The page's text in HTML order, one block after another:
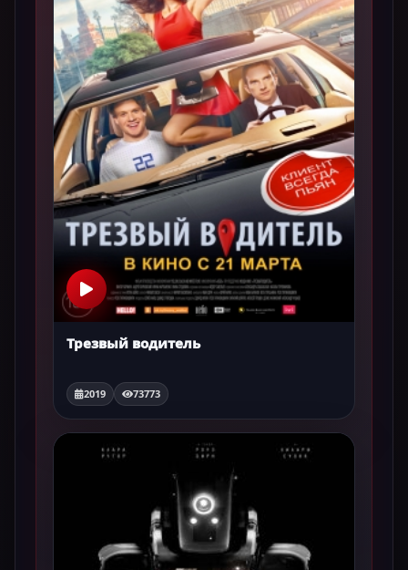
Трезвый водитель
2019 73773